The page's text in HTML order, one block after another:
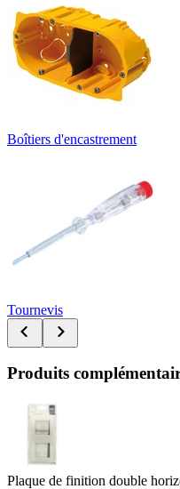
Boîtiers d'encastrement
Tournevis
Produits
Plaque de finition double